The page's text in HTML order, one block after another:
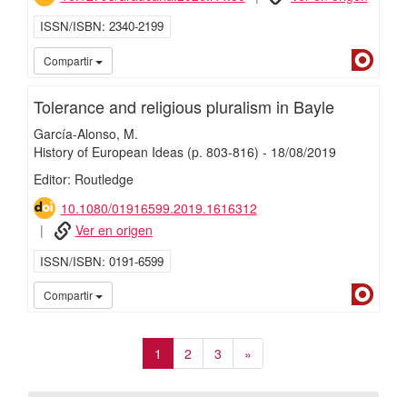
ISSN/ISBN 2340-2199
Compartir
Tolerance and religious pluralism in Bayle
García-Alonso, M.
History of European Ideas (p. 803-816) - 18/08/2019
Editor: Routledge
10.1080/01916599.2019.1616312
Ver en origen
ISSN/ISBN 0191-6599
Compartir
1 2 3 »